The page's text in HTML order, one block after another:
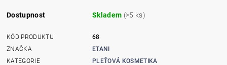
Dostupnost Skladem (>5 ks)
KÓD PRODUKTU
68
ZNAČKA
ETANI
KATEGORIE
PLEŤOVÁ KOSMETIKA